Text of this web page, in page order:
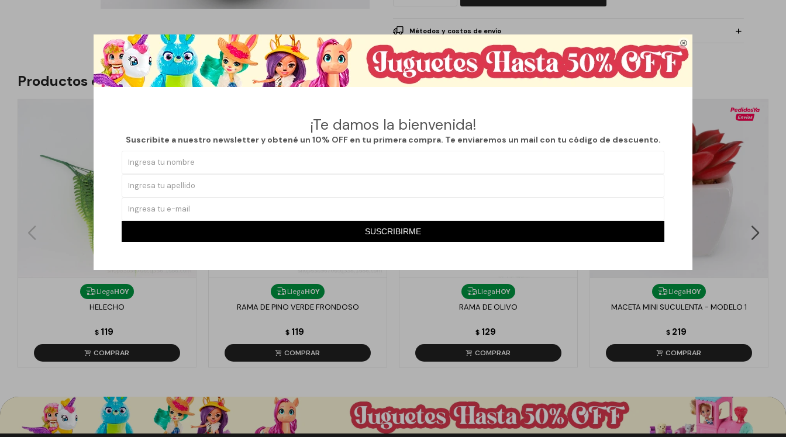

¡Te damos la bienvenida!
Suscribite a nuestro newsletter y obtené un 10% OFF en tu primera compra. Te enviaremos un mail con tu código de descuento.
SUSCRIBIRME
Métodos y costos de envío
Productos que te pueden interesar
LlegaHOY
HELECHO
$ 119
LlegaHOY
RAMA DE PINO VERDE FRONDOSO
$ 119
LlegaHOY
RAMA DE OLIVO
$ 129
LlegaHOY
MACETA MINI SUCULENTA - MODELO 1
$ 219